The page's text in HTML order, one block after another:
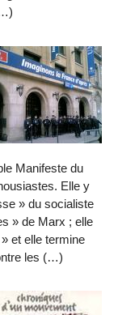
Manifeste du
Elle y
» du socialiste
» de Marx ; elle
et elle termine
les (…)